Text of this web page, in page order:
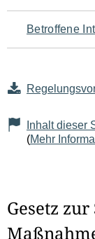
Betroffene
Inhalt dieser
(Mehr
Gesetz